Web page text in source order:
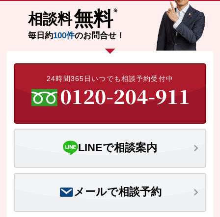
相談料無料
毎日約100件のお問合せ！
24時間365日いつでも相談予約受付中
LINEで相談案内
メールで相談予約